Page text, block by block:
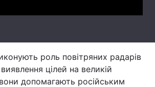
роль повітряних радарів
цілей на великій
допомагають російським